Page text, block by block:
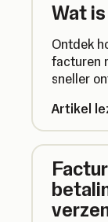
Wat
Ontdek
facturen
sneller
Artikel